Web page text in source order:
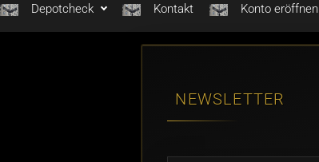
Depotcheck Kontakt Konto eröffnen
NEWSLETTER